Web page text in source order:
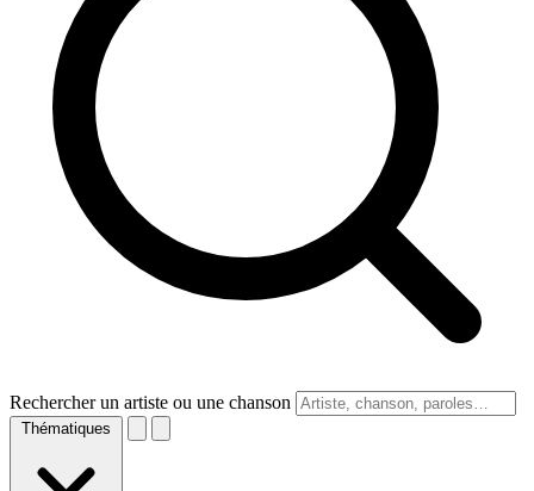
Rechercher un artiste ou une chanson
Thématiques